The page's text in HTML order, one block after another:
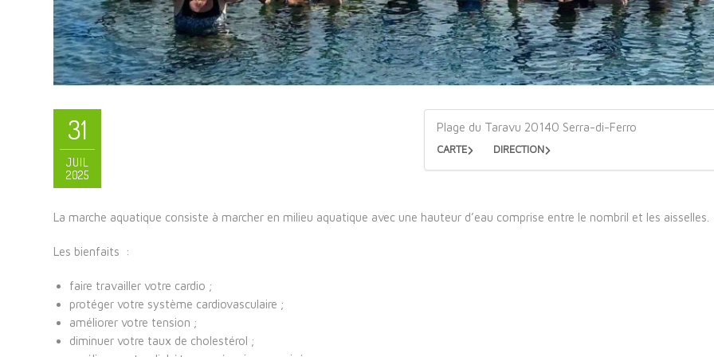
31
JUIL
2025
Plage du Taravu 20140 Serra-di-Ferro
CARTE DIRECTION
La marche aquatique consiste à marcher en milieu aquatique avec une hauteur d’eau comprise entre le nombril et les aisselles.
Les bienfaits :
faire travailler votre cardio ;
protéger votre système cardiovasculaire ;
améliorer votre tension ;
diminuer votre taux de cholestérol ;